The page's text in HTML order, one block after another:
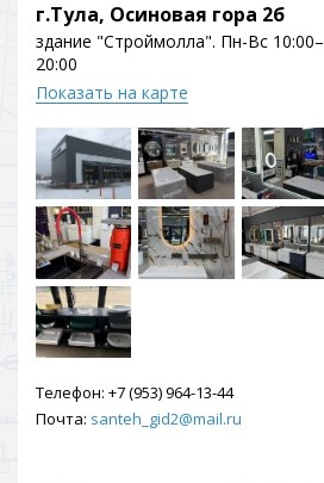
г.Тула, Осиновая гора 2б
здание "Строймолла". Пн-Вс 10:00–
20:00
Показать на карте
Телефон: +7 (953) 964-13-44
Почта: santeh_gid2@mail.ru